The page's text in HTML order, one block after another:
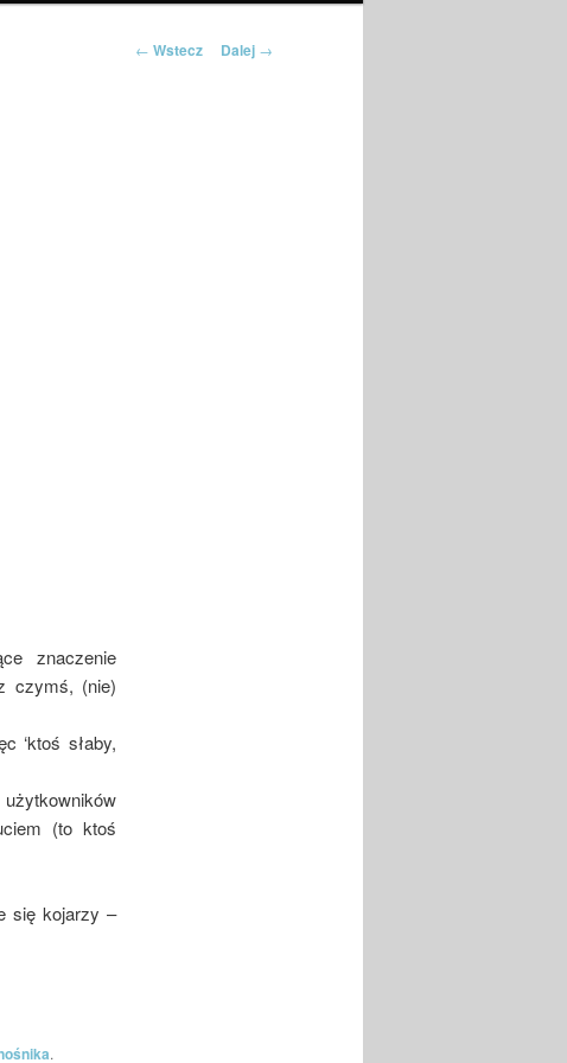
Nawigacja po
← Wstecz Dalej →
znaczenie
czymś, (nie)
‘ktoś słaby,
(to ktoś
się kojarzy –
.